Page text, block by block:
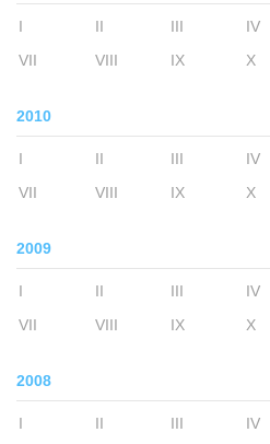
I II III IV
VII
VIII IX X
2010
I II III IV
VII
VIII IX X
2009
I II III IV
VII
VIII IX X
2008
I II III IV